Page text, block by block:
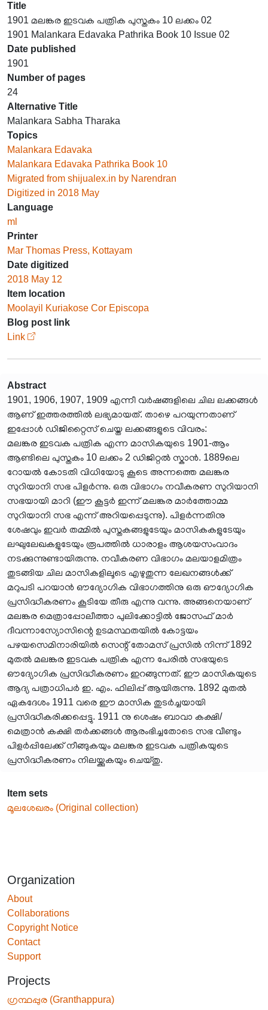
Title
1901 മലങ്കര ഇടവക പത്രിക പുസ്തകം 10 ലക്കം 02
1901 Malankara Edavaka Pathrika Book 10 Issue 02
Date published
1901
Number of pages
24
Alternative Title
Malankara Sabha Tharaka
Topics
Malankara Edavaka
Malankara Edavaka Pathrika Book 10
Migrated from shijualex.in by Narendran
Digitized in 2018 May
Language
ml
Printer
Mar Thomas Press, Kottayam
Date digitized
2018 May 12
Item location
Moolayil Kuriakose Cor Episcopa
Blog post link
Link
Abstract
1901, 1906, 1907, 1909 എന്നീ വർഷങ്ങളിലെ ചില ലക്കങ്ങൾ
ആണ് ഇത്തരത്തിൽ ലഭ്യമായത്. താഴെ പറയുന്നതാണ്
ഇപ്പോൾ ഡിജിറ്റൈസ് ചെയ്ത ലക്കങ്ങളുടെ വിവരം:
മലങ്കര ഇടവക പത്രിക എന്ന മാസികയുടെ 1901-ആം
ആണ്ടിലെ പുസ്തകം 10 ലക്കം 2 ഡിജിറ്റൽ സ്കാൻ. 1889ലെ
റോയൽ കോടതി വിധിയോടു കൂടെ അന്നത്തെ മലങ്കര
സുറിയാനി സഭ പിളർന്നു. ഒരു വിഭാഗം നവീകരണ സുറിയാനി
സഭയായി മാറി (ഈ കൂട്ടർ ഇന്ന് മലങ്കര മാർത്തോമ്മ
സുറിയാനി സഭ എന്ന് അറിയപ്പെടുന്നു). പിളർന്നതിനു
ശേഷവും ഇവർ തമ്മിൽ പുസ്തകങ്ങളുടേയും മാസികകളുടേയും
ലഘുലേഖകളുടേയും രൂപത്തിൽ ധാരാളം ആശയസംവാദം
നടക്കുന്നുണ്ടായിരുന്നു. നവീകരണ വിഭാഗം മലയാളമിത്രം
തുടങ്ങിയ ചില മാസികളിലൂടെ എഴുതുന്ന ലേഖനങ്ങൾക്ക്
മറുപടി പറയാൻ ഔദ്യോഗിക വിഭാഗത്തിനു ഒരു ഔദ്യോഗിക
പ്രസിദ്ധീകരണം കൂടിയേ തീരു എന്നു വന്നു. അങ്ങനെയാണ്
മലങ്കര മെത്രാപ്പോലീത്താ പുലിക്കോട്ടിൽ ജോസഫ് മാർ
ദീവന്നാസ്യോസിന്റെ ഉടമസ്ഥതയിൽ കോട്ടയം
പഴയസെമിനാരിയിൽ സെന്റ് തോമസ് പ്രസിൽ നിന്ന് 1892
മുതൽ മലങ്കര ഇടവക പത്രിക എന്ന പേരിൽ സഭയുടെ
ഔദ്യോഗിക പ്രസിദ്ധീകരണം ഇറങ്ങുന്നത്. ഈ മാസികയുടെ
ആദ്യ പത്രാധിപർ ഇ. എം. ഫിലിപ്പ് ആയിരുന്നു. 1892 മുതൽ
ഏകദേശം 1911 വരെ ഈ മാസിക തുടർച്ചയായി
പ്രസിദ്ധീകരിക്കപ്പെട്ടു. 1911 നു ശെഷം ബാവാ കക്ഷി/
മെത്രാൻ കക്ഷി തർക്കങ്ങൾ ആരംഭിച്ചതോടെ സഭ വീണ്ടും
പിളർപ്പിലേക്ക് നീങ്ങുകയും മലങ്കര ഇടവക പത്രികയുടെ
പ്രസിദ്ധീകരണം നിലയ്ക്കുകയും ചെയ്തു.
Item sets
മൂലശേഖരം (Original collection)
Organization
About
Collaborations
Copyright Notice
Contact
Support
Projects
ഗ്രന്ഥപ്പുര (Granthappura)